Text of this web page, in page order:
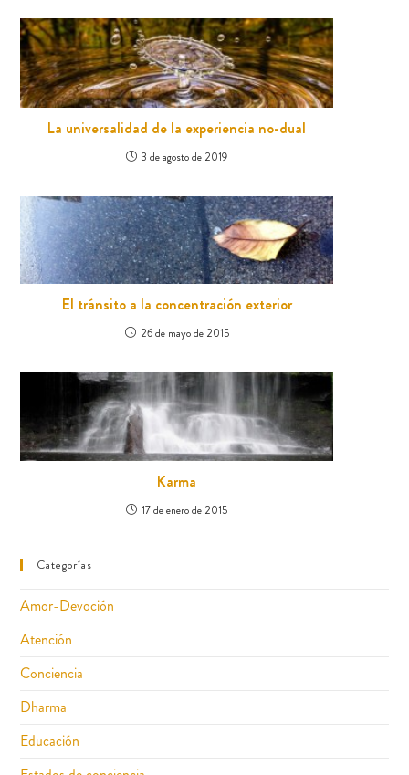
La universalidad de la experiencia no-dual
3 de agosto de 2019
El tránsito a la concentración exterior
26 de mayo de 2015
Karma
17 de enero de 2015
Categorías
Amor-Devoción
Atención
Conciencia
Dharma
Educación